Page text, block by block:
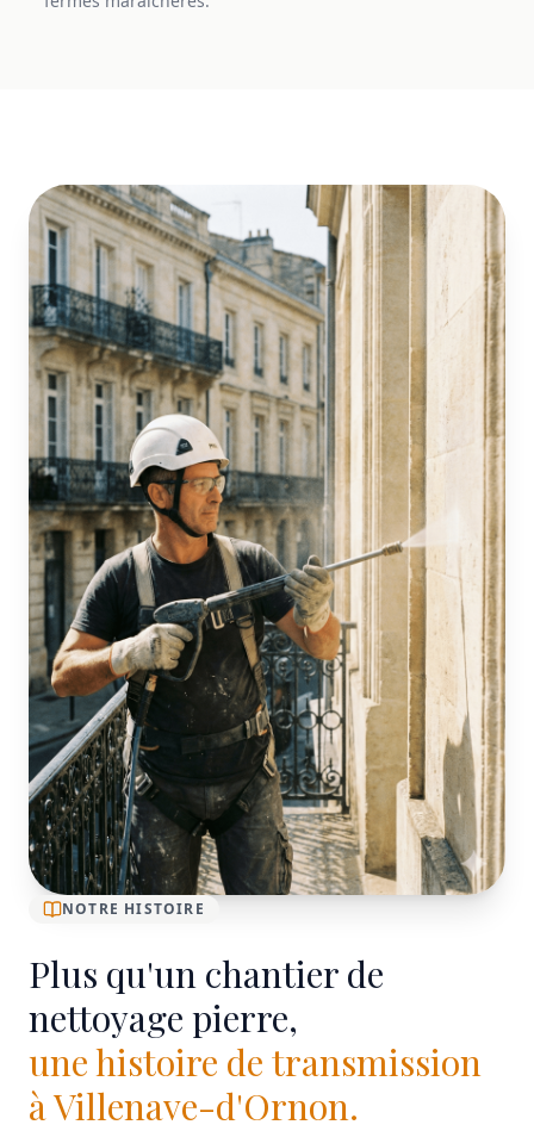
NOTRE HISTOIRE
Plus qu'un chantier de
nettoyage pierre,
une histoire de transmission
à Villenave-d'Ornon.